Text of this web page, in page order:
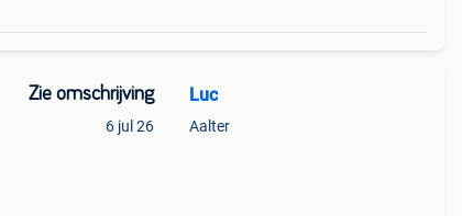
Zie omschrijving
6 jul 26
Luc
Aalter